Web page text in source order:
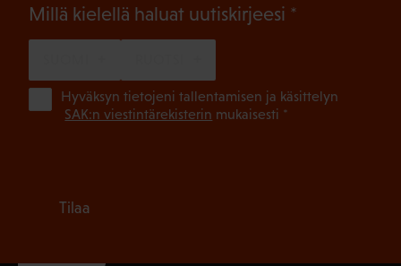
Millä kielellä haluat uutiskirjeesi (Pakollinen)
Hyväksyn tietojeni tallentamisen ja käsittelyn
SAK:n viestintärekisterin mukaisesti *
Tilaa